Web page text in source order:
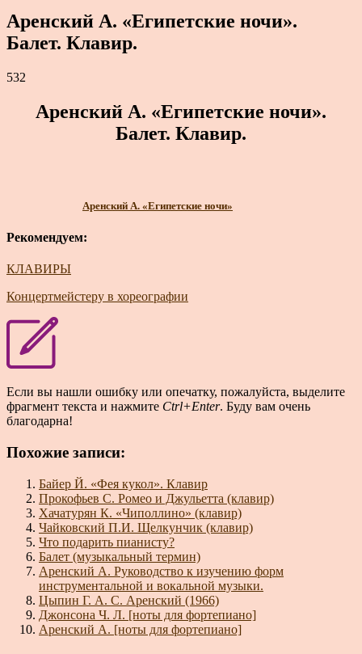
Аренский А. «Египетские ночи».
Балет. Клавир.
532
Аренский А. «Египетские ночи».
Балет. Клавир.
Аренский А. «Египетские ночи»
Рекомендуем:
КЛАВИРЫ
Концертмейстеру в хореографии
Если вы нашли ошибку или опечатку, пожалуйста, выделите
фрагмент текста и нажмите Ctrl+Enter. Буду вам очень
благодарна!
Похожие записи:
Байер Й. «Фея кукол». Клавир
Прокофьев С. Ромео и Джульетта (клавир)
Хачатурян К. «Чиполлино» (клавир)
Чайковский П.И. Щелкунчик (клавир)
Что подарить пианисту?
Балет (музыкальный термин)
Аренский А. Руководство к изучению форм
инструментальной и вокальной музыки.
Цыпин Г. А. С. Аренский (1966)
Джонсона Ч. Л. [ноты для фортепиано]
Аренский А. [ноты для фортепиано]